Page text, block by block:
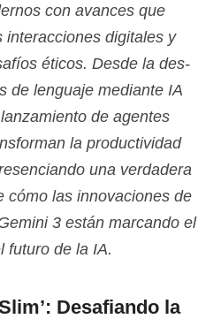
con avances que
interacciones digitales y
éticos. Desde la des-
de lenguaje mediante IA
de agentes
la productividad
una verdadera
cómo las innovaciones de
3 están marcando el
futuro de la IA.
Desafiando la